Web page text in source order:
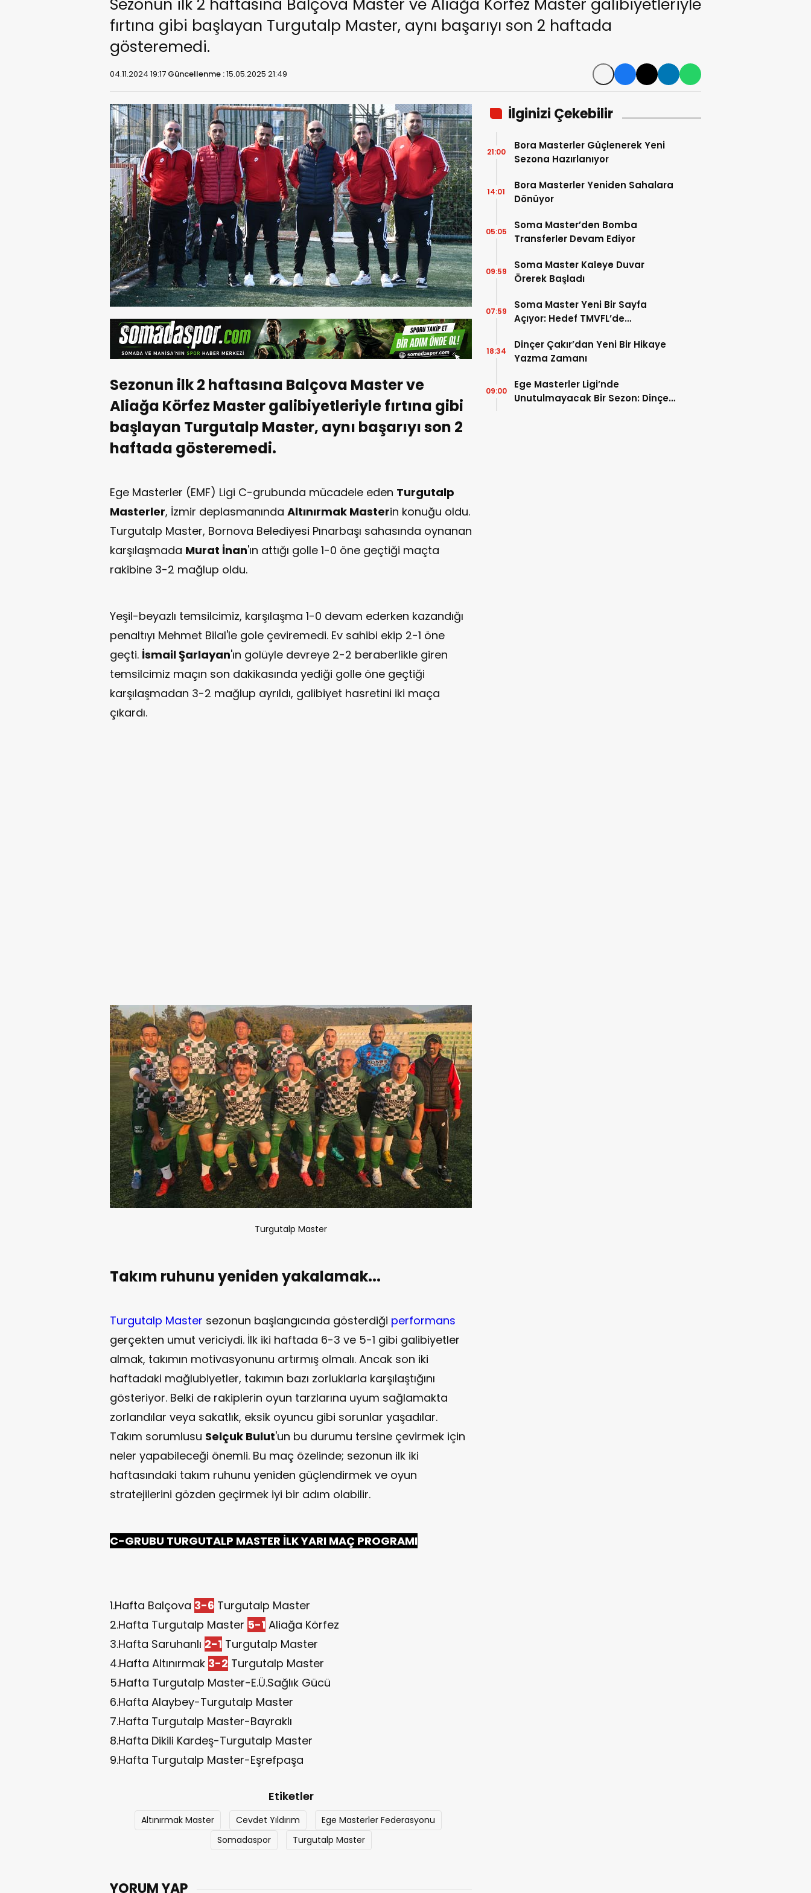
Sezonun ilk 2 haftasına Balçova Master ve Aliağa Körfez Master galibiyetleriyle
fırtına gibi başlayan Turgutalp Master, aynı başarıyı son 2 haftada
gösteremedi.
04.11.2024 19:17 Güncellenme :15.05.2025 21:49
Sezonun ilk 2 haftasına Balçova Master ve
Aliağa Körfez Master galibiyetleriyle fırtına gibi
başlayan Turgutalp Master, aynı başarıyı son 2
haftada gösteremedi.
Ege Masterler (EMF) Ligi C-grubunda mücadele eden Turgutalp
Masterler, İzmir deplasmanında Altınırmak Masterin konuğu oldu.
Turgutalp Master, Bornova Belediyesi Pınarbaşı sahasında oynanan
karşılaşmada Murat İnan'ın attığı golle 1-0 öne geçtiği maçta
rakibine 3-2 mağlup oldu.
Yeşil-beyazlı temsilcimiz, karşılaşma 1-0 devam ederken kazandığı
penaltıyı Mehmet Bilal'le gole çeviremedi. Ev sahibi ekip 2-1 öne
geçti. İsmail Şarlayan'ın golüyle devreye 2-2 beraberlikle giren
temsilcimiz maçın son dakikasında yediği golle öne geçtiği
karşılaşmadan 3-2 mağlup ayrıldı, galibiyet hasretini iki maça
çıkardı.
Turgutalp Master
Takım ruhunu yeniden yakalamak...
Turgutalp Master sezonun başlangıcında gösterdiği performans
gerçekten umut vericiydi. İlk iki haftada 6-3 ve 5-1 gibi galibiyetler
almak, takımın motivasyonunu artırmış olmalı. Ancak son iki
haftadaki mağlubiyetler, takımın bazı zorluklarla karşılaştığını
gösteriyor. Belki de rakiplerin oyun tarzlarına uyum sağlamakta
zorlandılar veya sakatlık, eksik oyuncu gibi sorunlar yaşadılar.
Takım sorumlusu Selçuk Bulut'un bu durumu tersine çevirmek için
neler yapabileceği önemli. Bu maç özelinde; sezonun ilk iki
haftasındaki takım ruhunu yeniden güçlendirmek ve oyun
stratejilerini gözden geçirmek iyi bir adım olabilir.
C-GRUBU TURGUTALP MASTER İLK YARI MAÇ PROGRAMI
1.Hafta Balçova 3-6 Turgutalp Master
2.Hafta Turgutalp Master 5-1 Aliağa Körfez
3.Hafta Saruhanlı 2-1 Turgutalp Master
4.Hafta Altınırmak 3-2 Turgutalp Master
5.Hafta Turgutalp Master-E.Ü.Sağlık Gücü
6.Hafta Alaybey-Turgutalp Master
7.Hafta Turgutalp Master-Bayraklı
8.Hafta Dikili Kardeş-Turgutalp Master
9.Hafta Turgutalp Master-Eşrefpaşa
Etiketler
Altınırmak Master Cevdet Yıldırım
Ege Masterler Federasyonu
Somadaspor
Turgutalp Master
YORUM YAP
İlginizi Çekebilir
Bora Masterler Güçlenerek Yeni
Sezona Hazırlanıyor
21:00
Bora Masterler Yeniden Sahalara
Dönüyor
14:01
Soma Master’den Bomba
Transferler Devam Ediyor
05:05
Soma Master Kaleye Duvar
Örerek Başladı
09:59
Soma Master Yeni Bir Sayfa
Açıyor: Hedef TMVFL’de
07:59
Dinçer Çakır’dan Yeni Bir Hikaye
Yazma Zamanı
18:34
Ege Masterler Ligi’nde
Unutulmayacak Bir Sezon: Dinçer
09:00